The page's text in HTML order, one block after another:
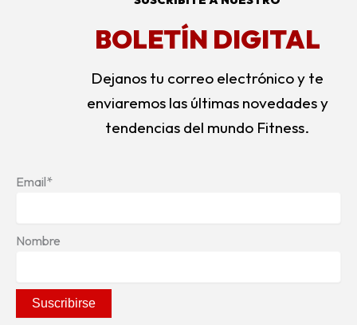
BOLETÍN DIGITAL
Dejanos tu correo electrónico y te
enviaremos las últimas novedades y
tendencias del mundo Fitness.
Email*
Nombre